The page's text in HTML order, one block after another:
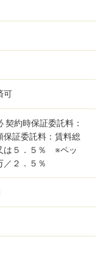
可
契約時保証委託料：
保証委託料：賃料総
は５．５％ ※ペッ
／２．５％